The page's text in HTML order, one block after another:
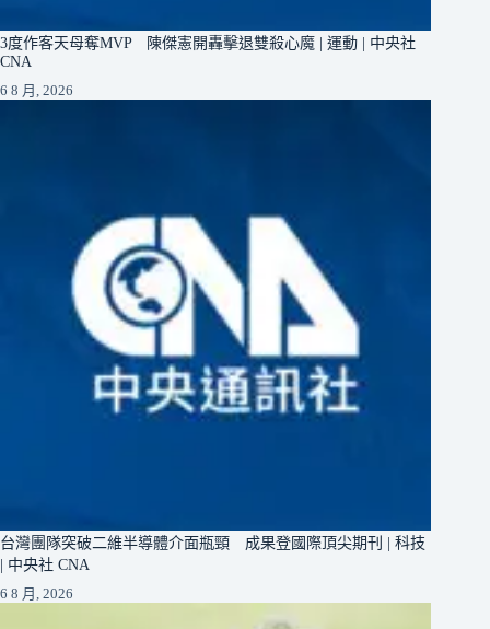
3度作客天母奪MVP 陳傑憲開轟擊退雙殺心魔 | 運動 | 中央社
CNA
6 8 月, 2026
台灣團隊突破二維半導體介面瓶頸 成果登國際頂尖期刊 | 科技
| 中央社 CNA
6 8 月, 2026